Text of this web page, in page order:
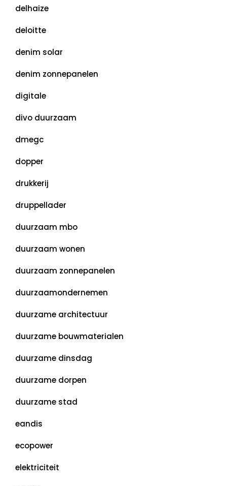
delhaize
deloitte
denim solar
denim zonnepanelen
digitale
divo duurzaam
dmegc
dopper
drukkerij
druppellader
duurzaam mbo
duurzaam wonen
duurzaam zonnepanelen
duurzaamondernemen
duurzame architectuur
duurzame bouwmaterialen
duurzame dinsdag
duurzame dorpen
duurzame stad
eandis
ecopower
elektriciteit